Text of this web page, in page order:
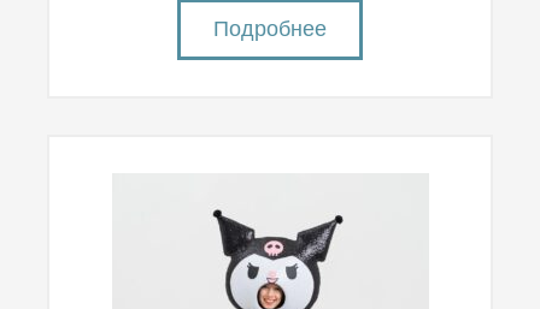
Подробнее